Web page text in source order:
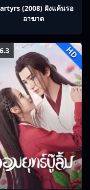
(2008) ฝังแค้นรอ
อาฆาต
HD